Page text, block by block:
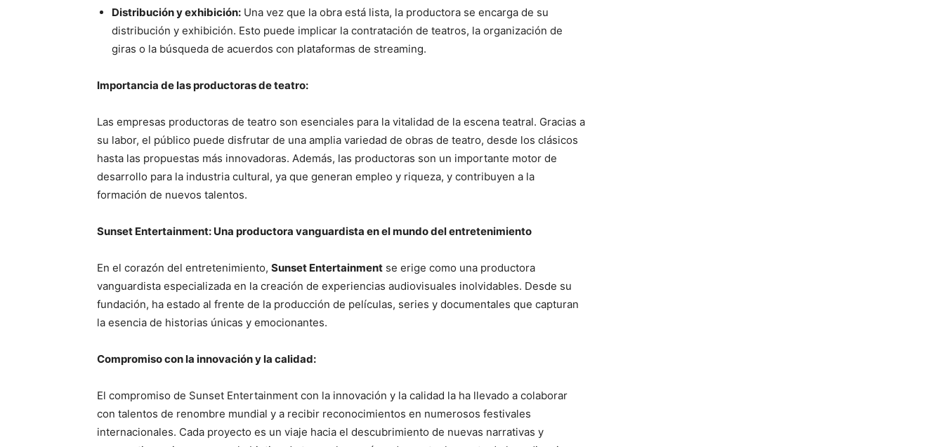
Distribución y exhibición: Una vez que la obra está lista, la productora se encarga de su
distribución y exhibición. Esto puede implicar la contratación de teatros, la organización de
giras o la búsqueda de acuerdos con plataformas de streaming.
Importancia de las productoras de teatro:
Las empresas productoras de teatro son esenciales para la vitalidad de la escena teatral. Gracias a
su labor, el público puede disfrutar de una amplia variedad de obras de teatro, desde los clásicos
hasta las propuestas más innovadoras. Además, las productoras son un importante motor de
desarrollo para la industria cultural, ya que generan empleo y riqueza, y contribuyen a la
formación de nuevos talentos.
Sunset Entertainment: Una productora vanguardista en el mundo del entretenimiento
En el corazón del entretenimiento, Sunset Entertainment se erige como una productora
vanguardista especializada en la creación de experiencias audiovisuales inolvidables. Desde su
fundación, ha estado al frente de la producción de películas, series y documentales que capturan
la esencia de historias únicas y emocionantes.
Compromiso con la innovación y la calidad:
El compromiso de Sunset Entertainment con la innovación y la calidad la ha llevado a colaborar
con talentos de renombre mundial y a recibir reconocimientos en numerosos festivales
internacionales. Cada proyecto es un viaje hacia el descubrimiento de nuevas narrativas y